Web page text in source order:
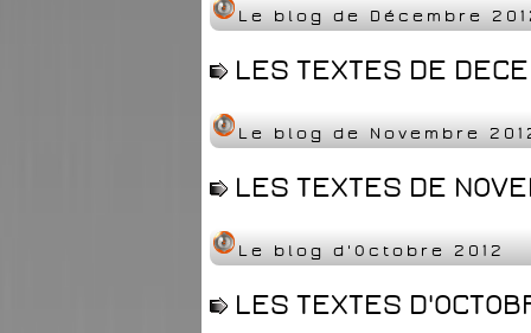
Le blog de Décembre
LES TEXTES DE
Le blog de Novembre
LES TEXTES DE
Le blog d'Octobre 2012
LES TEXTES